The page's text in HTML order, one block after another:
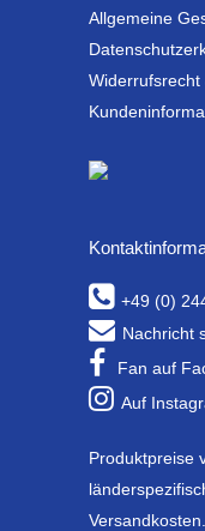
Allgemeine
+49 (0)
Nachricht
Fan auf
Auf
Produktpreise